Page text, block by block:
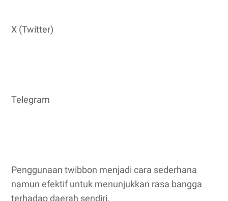
X (Twitter)
Telegram
Penggunaan twibbon menjadi cara sederhana
namun efektif untuk menunjukkan rasa bangga
terhadap daerah sendiri.